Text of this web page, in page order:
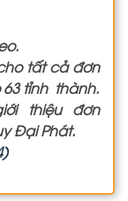
tất cả đơn
tỉnh thành.
thiệu đơn
Đại Phát.